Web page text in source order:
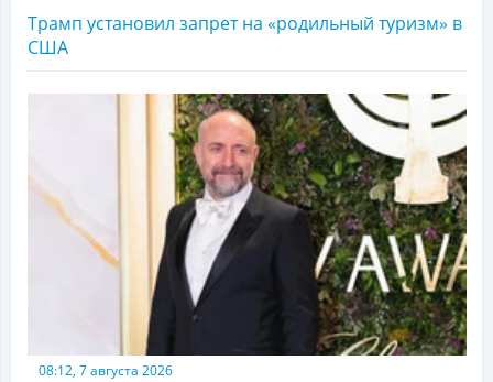
Трамп установил запрет на «родильный туризм» в
США
08:12, 7 августа 2026